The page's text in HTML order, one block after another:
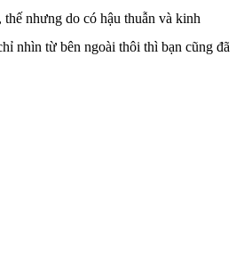
nhưng do có hậu thuẫn và kinh
nhìn từ bên ngoài thôi thì bạn cũng đã